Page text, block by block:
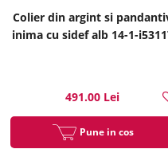
Colier din argint si
inima cu sidef alb 14-1-
491.00 Lei
Pune in cos